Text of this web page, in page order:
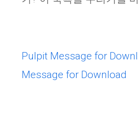
Pulpit Message for
Message for Download